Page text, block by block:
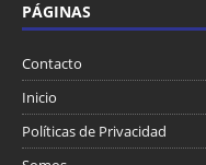
PÁGINAS
Contacto
Inicio
Políticas de Privacidad